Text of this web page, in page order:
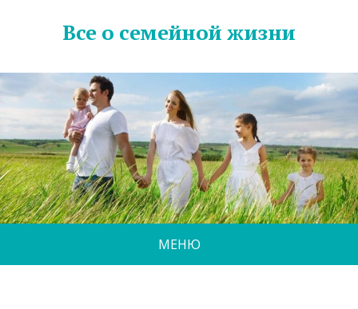
Все о семейной жизни
МЕНЮ